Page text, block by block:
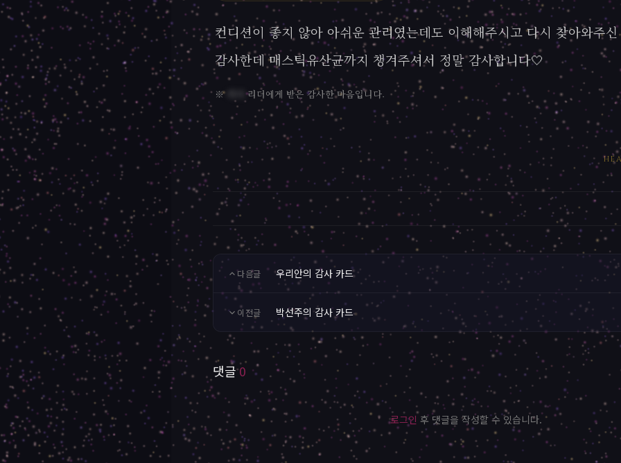
컨디션이 좋지 않아 아쉬운 관리였는데도 이해해주시고 다시 찾아와주
감사한데 매스틱유산균까지 챙겨주셔서 정말 감사합니다🤍
※ 리더에게 받은 감사한 마음입니다.
다음글 우리안의 감사 카드
이전글 박선주의 감사 카드
댓글0
로그인 후 댓글을 작성할 수 있습니다.